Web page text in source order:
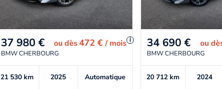
37 980 € oudès472 €/ mois i
BMW CHERBOURG
21 530 km 2025 Automatique
34 690 € ou
BMW CHERBOURG
20 712km 2024